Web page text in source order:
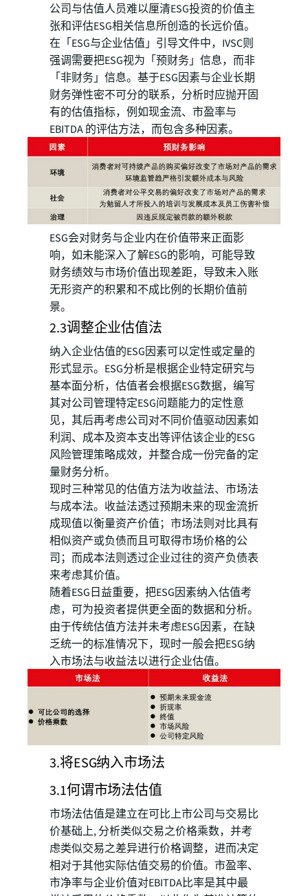
公司与估值人员难以厘清ESG投资的价值主
张和评估ESG相关信息所创造的长远价值。
在「ESG与企业估值」引导文件中，IVSC则
强调需要把ESG视为「预财务」信息，而非
「非财务」信息。基于ESG因素与企业长期
财务弹性密不可分的联系，分析时应抛开固
有的估值指标，例如现金流、市盈率与
EBITDA 的评估方法，而包含多种因素。
ESG会对财务与企业内在价值带来正面影
响，如未能深入了解ESG的影响，可能导致
财务绩效与市场价值出现差距，导致未入账
无形资产的积累和不成比例的长期价值前
景。
2.3调整企业估值法
纳入企业估值的ESG因素可以定性或定量的
形式显示。ESG分析是根据企业特定研究与
基本面分析，估值者会根据ESG数据，编写
其对公司管理特定ESG问题能力的定性意
见，其后再考虑公司对不同价值驱动因素如
利润、成本及资本支出等评估该企业的ESG
风险管理策略成效，并整合成一份完备的定
量财务分析。
现时三种常见的估值方法为收益法、市场法
与成本法。收益法透过预期未来的现金流折
成现值以衡量资产价值；市场法则对比具有
相似资产或负债而且可取得市场价格的公
司；而成本法则透过企业过往的资产负债表
来考虑其价值。
随着ESG日益重要，把ESG因素纳入估值考
虑，可为投资者提供更全面的数据和分析。
由于传统估值方法并未考虑ESG因素，在缺
乏统一的标准情况下，现时一般会把ESG纳
入市场法与收益法以进行企业估值。
3.将ESG纳入市场法
3.1何谓市场法估值
市场法估值是建立在可比上市公司与交易比
价基础上, 分析类似交易之价格乘数，并考
虑类似交易之差异进行价格调整，进而决定
相对于其他实际估值交易的价值。市盈率、
市净率与企业价值对EBITDA比率是其中最